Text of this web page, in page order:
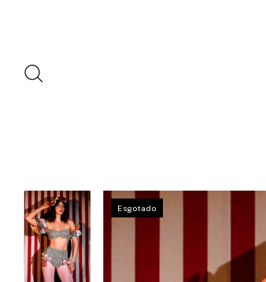
Esgotado